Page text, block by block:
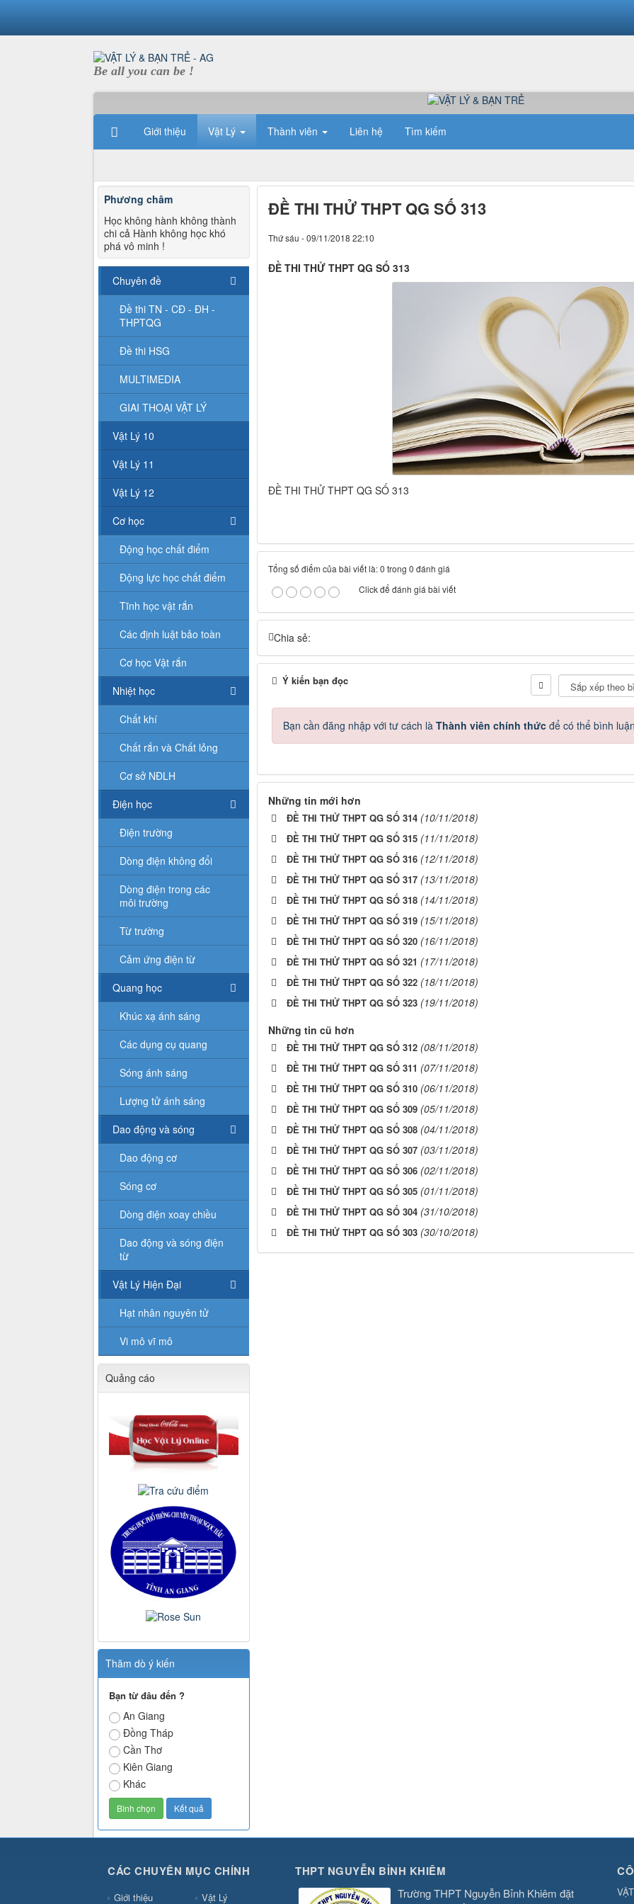
Be all you can be !
Giới thiệu Vật Lý Thành viên Liên hệ Tìm kiếm
ĐỀ THI THỬ THPT QG SỐ 313
Thứ sáu - 09/11/2018 22:10
ĐỀ THI THỬ THPT QG SỐ 313
ĐỀ THI THỬ THPT QG SỐ 313
Tổng số điểm của bài viết là: 0 trong 0 đánh giá
Click để đánh giá bài viết
Chia sẻ:
Ý kiến bạn đọc
Bạn cần đăng nhập với tư cách là Thành viên chính thứcđể có thể bình
Những tin mới hơn
ĐỀ THI THỬ THPT QG SỐ 314 (10/11/2018)
ĐỀ THI THỬ THPT QG SỐ 315 (11/11/2018)
ĐỀ THI THỬ THPT QG SỐ 316 (12/11/2018)
ĐỀ THI THỬ THPT QG SỐ 317 (13/11/2018)
ĐỀ THI THỬ THPT QG SỐ 318 (14/11/2018)
ĐỀ THI THỬ THPT QG SỐ 319 (15/11/2018)
ĐỀ THI THỬ THPT QG SỐ 320 (16/11/2018)
ĐỀ THI THỬ THPT QG SỐ 321 (17/11/2018)
ĐỀ THI THỬ THPT QG SỐ 322 (18/11/2018)
ĐỀ THI THỬ THPT QG SỐ 323 (19/11/2018)
Những tin cũ hơn
ĐỀ THI THỬ THPT QG SỐ 312 (08/11/2018)
ĐỀ THI THỬ THPT QG SỐ 311 (07/11/2018)
ĐỀ THI THỬ THPT QG SỐ 310 (06/11/2018)
ĐỀ THI THỬ THPT QG SỐ 309 (05/11/2018)
ĐỀ THI THỬ THPT QG SỐ 308 (04/11/2018)
ĐỀ THI THỬ THPT QG SỐ 307 (03/11/2018)
ĐỀ THI THỬ THPT QG SỐ 306 (02/11/2018)
ĐỀ THI THỬ THPT QG SỐ 305 (01/11/2018)
ĐỀ THI THỬ THPT QG SỐ 304 (31/10/2018)
ĐỀ THI THỬ THPT QG SỐ 303 (30/10/2018)
Phương châm
Học không hành không thành
chi cả Hành không học khó
phá vô minh !
Chuyên đề
Đề thi TN - CĐ - ĐH -
THPTQG
Đề thi HSG
MULTIMEDIA
GIAI THOẠI VẬT LÝ
Vật Lý 10
Vật Lý 11
Vật Lý 12
Cơ học
Động học chất điểm
Động lực học chất điểm
Tĩnh học vật rắn
Các định luật bảo toàn
Cơ học Vật rắn
Nhiệt học
Chất khí
Chất rắn và Chất lỏng
Cơ sở NĐLH
Điện học
Điện trường
Dòng điện không đổi
Dòng điện trong các
môi trường
Từ trường
Cảm ứng điện từ
Quang học
Khúc xạ ánh sáng
Các dụng cụ quang
Sóng ánh sáng
Lượng tử ánh sáng
Dao động và sóng
Dao động cơ
Sóng cơ
Dòng điện xoay chiều
Dao động và sóng điện
từ
Vật Lý Hiện Đại
Hạt nhân nguyên tử
Vi mô vĩ mô
Quảng cáo
Thăm dò ý kiến
Bạn từ đâu đến ?
An Giang
Đồng Tháp
Cần Thơ
Kiên Giang
Khác
CÁC CHUYÊN MỤC CHÍNH
Giới thiệu Vật Lý
THPT NGUYỄN BỈNH KHIÊM
Trường THPT Nguyễn Bỉnh Khiêm đặt